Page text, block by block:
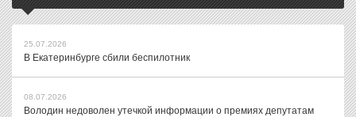
25.07.2026
В Екатеринбурге сбили беспилотник
08.07.2026
Володин недоволен утечкой информации о премиях депутатам